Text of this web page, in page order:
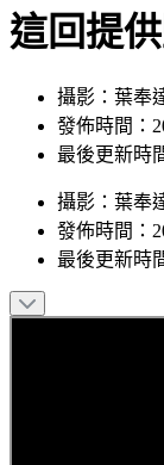
這回提
攝影：葉奉
發佈時間：
最後更新時
攝影 ： 葉奉
發佈時間：
最後更新時